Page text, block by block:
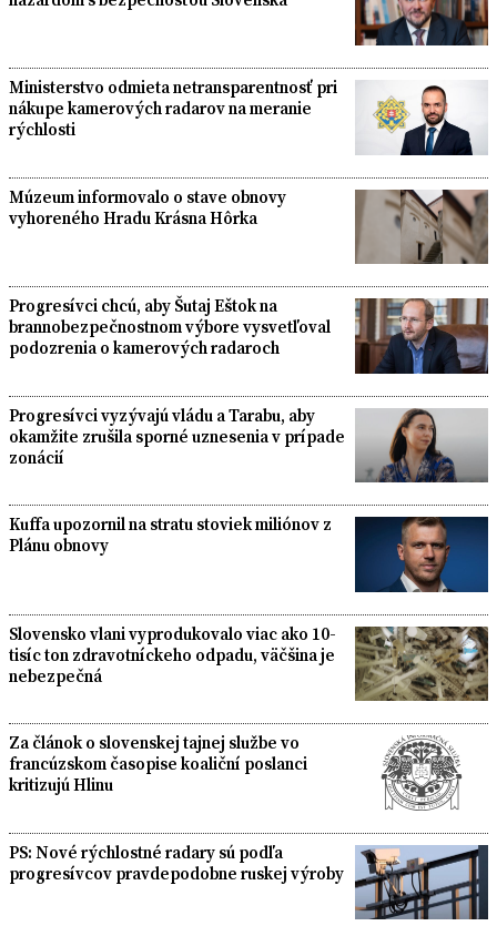
Ministerstvo odmieta netransparentnosť pri
nákupe kamerových radarov na meranie
rýchlosti
Múzeum informovalo o stave obnovy
vyhoreného Hradu Krásna Hôrka
Progresívci chcú, aby Šutaj Eštok na
brannobezpečnostnom výbore vysvetľoval
podozrenia o kamerových radaroch
Progresívci vyzývajú vládu a Tarabu, aby
okamžite zrušila sporné uznesenia v prípade
zonácií
Kuffa upozornil na stratu stoviek miliónov z
Plánu obnovy
Slovensko vlani vyprodukovalo viac ako 10-
tisíc ton zdravotníckeho odpadu, väčšina je
nebezpečná
Za článok o slovenskej tajnej službe vo
francúzskom časopise koaliční poslanci
kritizujú Hlinu
PS: Nové rýchlostné radary sú podľa
progresívcov pravdepodobne ruskej výroby